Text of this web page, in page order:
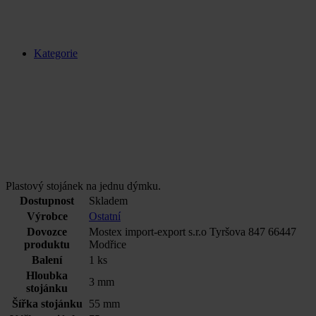
Kategorie
Plastový stojánek na jednu dýmku.
Dostupnost
Skladem
Výrobce
Ostatní
Dovozce
produktu
Mostex import-export s.r.o Tyršova 847 66447
Modřice
Balení
1 ks
Hloubka
stojánku
3 mm
Šířka stojánku
55 mm